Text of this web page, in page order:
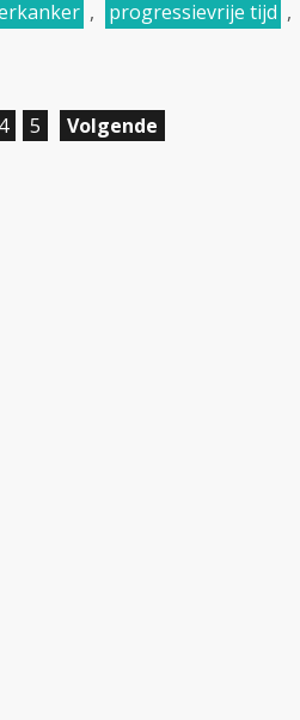
, progressievrije tijd ,
4 5 Volgende